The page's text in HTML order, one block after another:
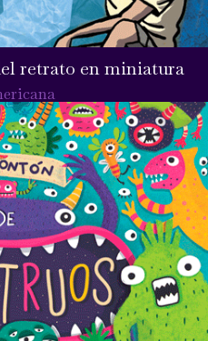
retrato en miniatura